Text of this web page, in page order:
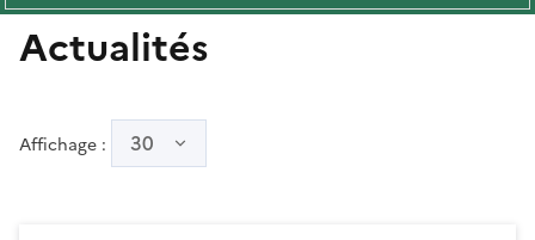
Actualités
Affichage : 30